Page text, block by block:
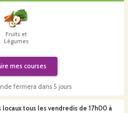
Fruits et
Légumes
mes courses
fermera dans 5 jours
locaux tous les vendredis de 17h00 à